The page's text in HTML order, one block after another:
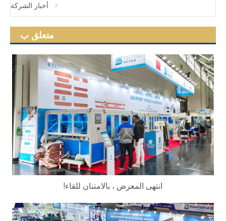
أخبار الشركة
متعلق ب
انتهى المعرض ، بالامتنان للقاء!